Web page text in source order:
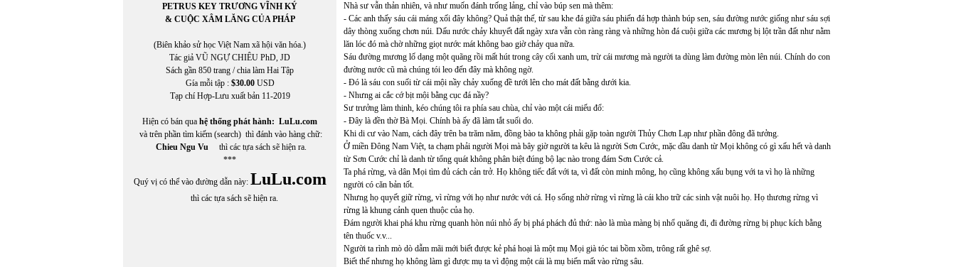
PETRUS KEY TRƯƠNG VĨNH KÝ
& CUỘC XÂM LĂNG CỦA PHÁP
(Biên khảo sử học Việt Nam xã hội văn hóa.)
Tác giả VŨ NGỰ CHIÊU PhD, JD
Sách gần 850 trang / chia làm Hai Tập
Gía mỗi tập : $30.00USD
Tạp chí Hợp-Lưu xuất bản 11-2019
Hiện có bán qua hệ thống phát hành: LuLu.com
và trên phần tìm kiếm (search) thì đánh vào hàng chữ:
Chieu Ngu Vu thì các tựa sách sẽ hiện ra.
***
Quý vị có thể vào đường dẫn này: LuLu.com
thì các tựa sách sẽ hiện ra.
Nhà sư vẫn thản nhiên, và như muốn đánh trống lảng, chỉ vào búp sen mà thêm:
- Các anh thấy sáu cái máng xối đây không? Quả thật thế, từ sau khe đá giữa sáu phiến đá hợp thành búp sen, sáu đường nước giống như sáu sợi
dây thòng xuống chơn núi. Dấu nước chảy khuyết đất ngày xưa vẫn còn ràng ràng và những hòn đá cuội giữa các mương bị lột trần đất như nằm
lăn lóc đó mà chờ những giọt nước mát không bao giờ chảy qua nữa.
Sáu đường mương lố dạng một quãng rồi mất hút trong cây cối xanh um, trừ cái mương mà người ta dùng làm đường mòn lên núi. Chính do con
đường nước cũ mà chúng tói leo đến đây mà không ngờ.
- Đó là sáu con suối từ cái mội nầy chảy xuống đề tưới lên cho mát đất bằng dưới kia.
- Nhưng ai cắc cớ bịt mội bằng cục đá nầy?
Sư trưởng làm thinh, kéo chúng tôi ra phía sau chùa, chỉ vào một cái miếu đổ:
- Đây là đền thờ Bà Mọi. Chính bà ấy đã làm tắt suối do.
Khi di cư vào Nam, cách đây trên ba trăm năm, đồng bào ta không phải gặp toàn người Thủy Chơn Lạp như phần đông đã tưởng.
Ở miền Đông Nam Việt, ta chạm phải người Mọi mà bây giờ người ta kêu là người Sơn Cước, mặc dầu danh từ Mọi không có gì xấu hết và danh
từ Sơn Cước chỉ là danh từ tổng quát không phân biệt đúng bộ lạc nào trong đám Sơn Cước cả.
Ta phá rừng, và dân Mọi tìm đủ cách cản trở. Họ không tiếc đất với ta, vì đất còn minh mông, họ cũng không xấu bụng với ta vì họ là những
người có căn bản tốt.
Nhưng họ quyết giữ rừng, vì rừng với họ như nước với cá. Họ sống nhờ rừng vì rừng là cái kho trữ các sinh vật nuôi họ. Họ thương rừng vì
rừng là khung cảnh quen thuộc của họ.
Đám người khai phá khu rừng quanh hòn núi nhỏ ấy bị phá phách đủ thứ: nào là mùa màng bị nhổ quăng đi, đi đường rừng bị phục kích bằng
tên thuốc v.v...
Người ta rình mò dò dẫm mãi mới biết được kẻ phá hoại là một mụ Mọi già tóc tai bồm xồm, trông rất ghê sợ.
Biết thế nhưng họ không làm gì được mụ ta vì động một cái là mụ biến mất vào rừng sâu.